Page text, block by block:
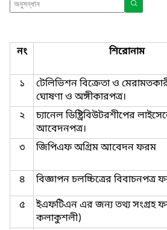
নং শিরোনাম
১
টেলিভিশন বিক্রেতা ও
ঘোষণা ও অঙ্গীকারপত্র।
২
চ্যানেল ডিষ্ট্রিবিউটরশীপের
আবেদনপত্র।
৩
জিপিএফ অগ্রিম আবেদন ফরম
৪
বিজ্ঞাপন চলচ্চিত্রের বিবাচনপত্র
৫
ইএফটিএন এর জন্য তথ্য সংগ্রহ
কলাকুশলী)